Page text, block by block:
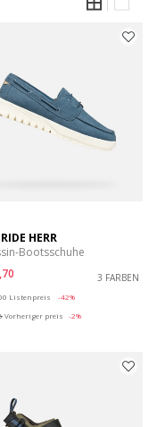
HERR
Bootsschuhe
3 FARBEN
Listenpreis
-42%
Vorheriger preis -2%